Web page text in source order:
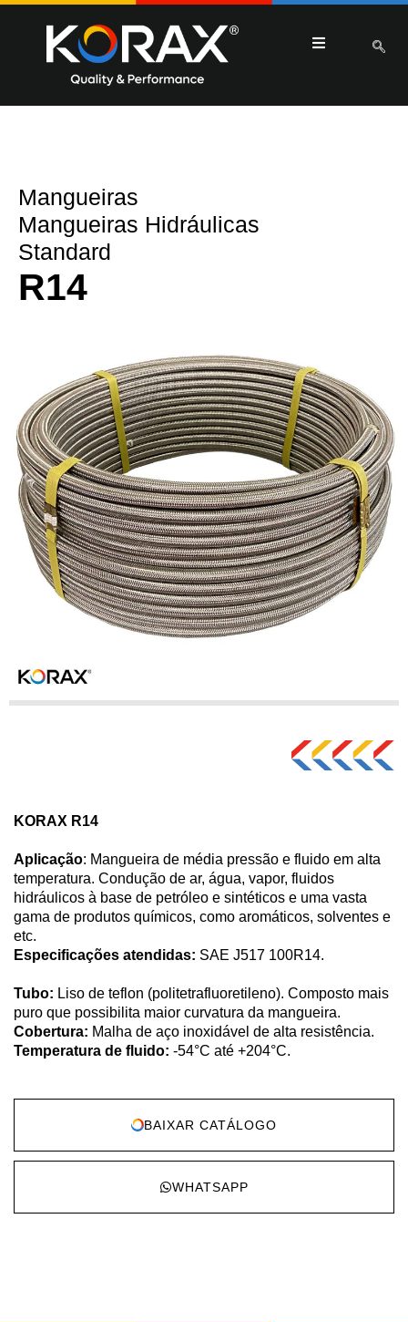
Mangueiras
Mangueiras Hidráulicas
Standard
R14
KORAX R14
Aplicação: Mangueira de média pressão e fluido em alta
temperatura. Condução de ar, água, vapor, fluidos
hidráulicos à base de petróleo e sintéticos e uma vasta
gama de produtos químicos, como aromáticos, solventes e
etc.
Especificações atendidas: SAE J517 100R14.
Tubo: Liso de teflon (politetrafluoretileno). Composto mais
puro que possibilita maior curvatura da mangueira.
Cobertura: Malha de aço inoxidável de alta resistência.
Temperatura de fluido: -54°C até +204°C.
BAIXAR CATÁLOGO
WHATSAPP